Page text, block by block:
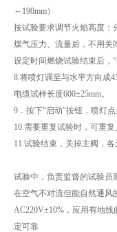
～190mm）
按试验要求调节火焰高度：
煤气压力、流量后，不用关
设定时间燃烧试验结束后，
8.将喷灯调至与水平方向成
电缆试样长度600±25mm。
9．按下“启动"按钮，喷灯
10.需要重复试验时，可重
11.试验结束，关掉主阀，
试验中，负责监督的试验员
在空气不对流但能自然通风
AC220V±10%，应用有地
定可靠